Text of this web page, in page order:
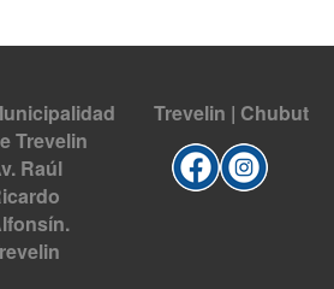
Trevelin
Raúl
Trevelin | Chubut